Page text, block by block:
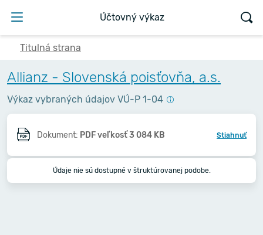
Účtovný výkaz
Titulná strana
Allianz - Slovenská poisťovňa, a.s.
Výkaz vybraných údajov VÚ-P 1-04
Dokument: PDF veľkosť 3 084 KB Stiahnuť
Údaje nie sú dostupné v štruktúrovanej podobe.